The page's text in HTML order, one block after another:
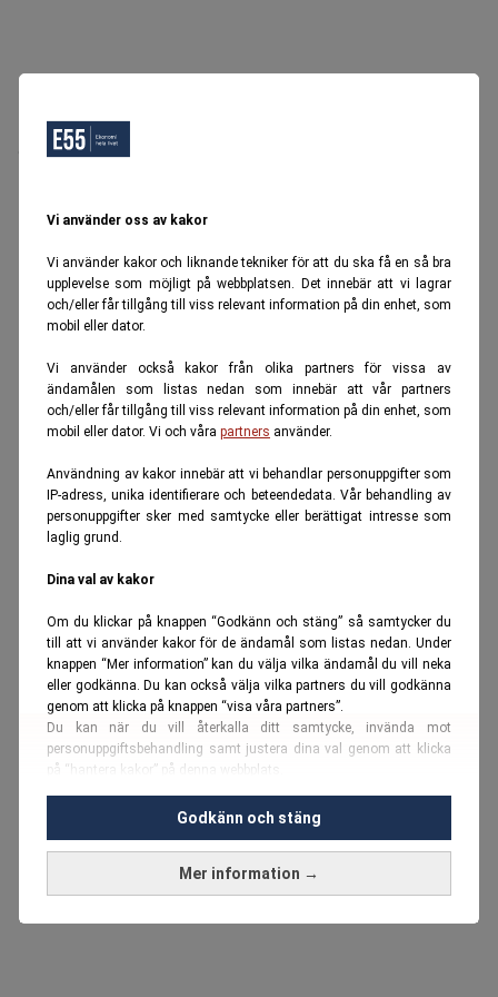
Vi använder oss av kakor
Vi använder kakor och liknande tekniker för att du ska få en så bra
upplevelse som möjligt på webbplatsen. Det innebär att vi lagrar
och/eller får tillgång till viss relevant information på din enhet, som
mobil eller dator.
Vi använder också kakor från olika partners för vissa av
ändamålen som listas nedan som innebär att vår partners
och/eller får tillgång till viss relevant information på din enhet, som
mobil eller dator. Vi och våra partners använder.
Användning av kakor innebär att vi behandlar personuppgifter som
IP-adress, unika identifierare och beteendedata. Vår behandling av
personuppgifter sker med samtycke eller berättigat intresse som
laglig grund.
Dina val av kakor
Om du klickar på knappen “Godkänn och stäng” så samtycker du
till att vi använder kakor för de ändamål som listas nedan. Under
knappen “Mer information” kan du välja vilka ändamål du vill neka
eller godkänna. Du kan också välja vilka partners du vill godkänna
genom att klicka på knappen “visa våra partners”.
Du kan när du vill återkalla ditt samtycke, invända mot
personuppgiftsbehandling samt justera dina val genom att klicka
på “hantera kakor” på denna webbplats.
Du kan fördjupa dig ytterligare i vårcookie-policy
Vi använder kakor och personuppgifter för dessa syften:
Nödvändiga cookies och liknande tekniker, anpassning av
Mer information →
Godkänn och stäng
Oops, Ett fel inträffade.